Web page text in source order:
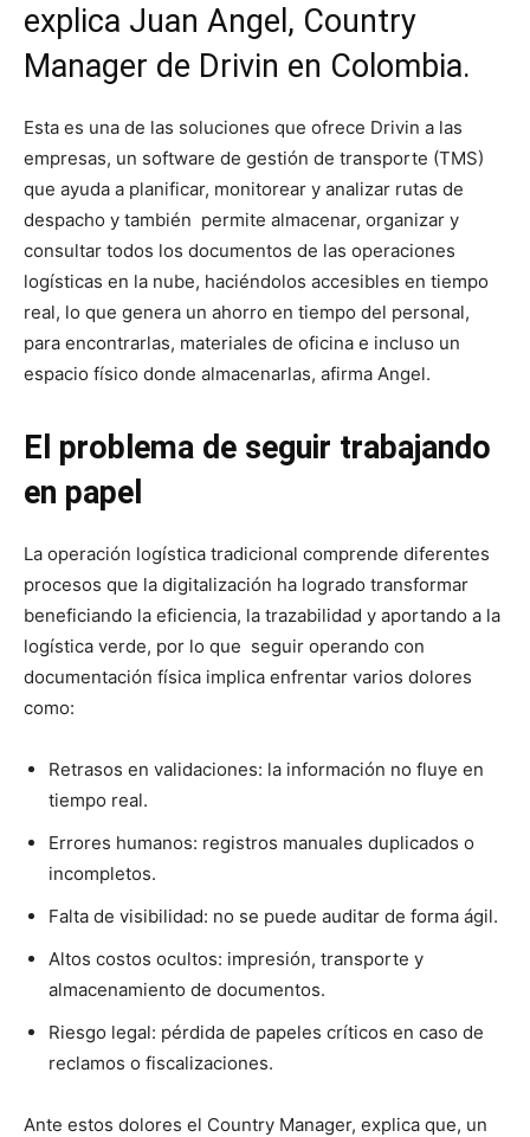
explica Juan Angel, Country
Manager de Drivin en Colombia.
Esta es una de las soluciones que ofrece Drivin a las
empresas, un software de gestión de transporte (TMS)
que ayuda a planificar, monitorear y analizar rutas de
despacho y también permite almacenar, organizar y
consultar todos los documentos de las operaciones
logísticas en la nube, haciéndolos accesibles en tiempo
real, lo que genera un ahorro en tiempo del personal,
para encontrarlas, materiales de oficina e incluso un
espacio físico donde almacenarlas, afirma Angel.
El problema de seguir trabajando
en papel
La operación logística tradicional comprende diferentes
procesos que la digitalización ha logrado transformar
beneficiando la eficiencia, la trazabilidad y aportando a la
logística verde, por lo que seguir operando con
documentación física implica enfrentar varios dolores
como:
Retrasos en validaciones: la información no fluye en
tiempo real.
Errores humanos: registros manuales duplicados o
incompletos.
Falta de visibilidad: no se puede auditar de forma ágil.
Altos costos ocultos: impresión, transporte y
almacenamiento de documentos.
Riesgo legal: pérdida de papeles críticos en caso de
reclamos o fiscalizaciones.
Ante estos dolores el Country Manager, explica que, un